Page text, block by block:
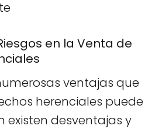
en la Venta de
ventajas que
herenciales puede
existen desventajas y